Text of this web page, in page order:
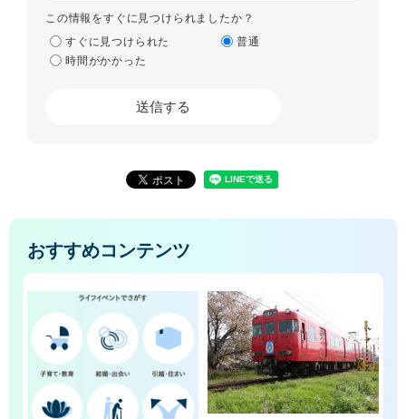
この情報をすぐに見つけられましたか？
すぐに見つけられた
普通
時間がかかった
おすすめコンテンツ